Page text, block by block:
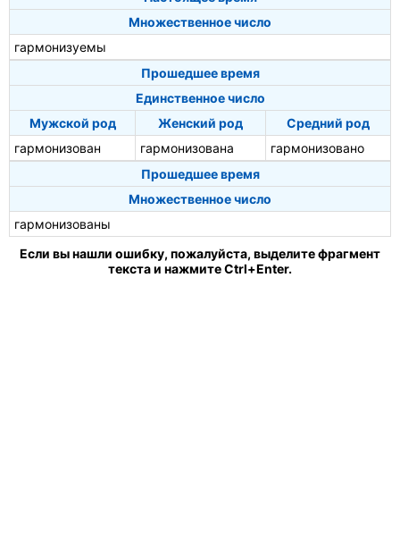
Множественное число
гармонизуемы
Прошедшее время
Единственное число
Мужской род
Женский род
Средний род
гармонизован
гармонизована
гармонизовано
Прошедшее время
Множественное число
гармонизованы
Если вы нашли ошибку, пожалуйста, выделите фрагмент
текста и нажмите Ctrl+Enter.